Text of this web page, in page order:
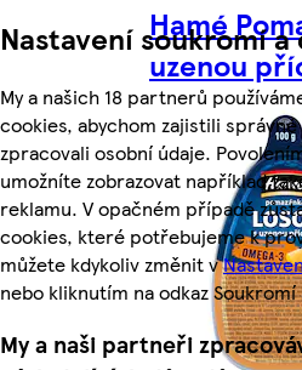
Nastavení soukromí a
My a našich 18 partnerů
cookies, abychom zajistili
zpracovali osobní údaje.
umožníte zobrazovat například
reklamu. V opačném případě
cookies, které potřebujeme k
můžete kdykoliv změnit v
nebo kliknutím na odkaz
My a naši partneři
Hamé
uzenou